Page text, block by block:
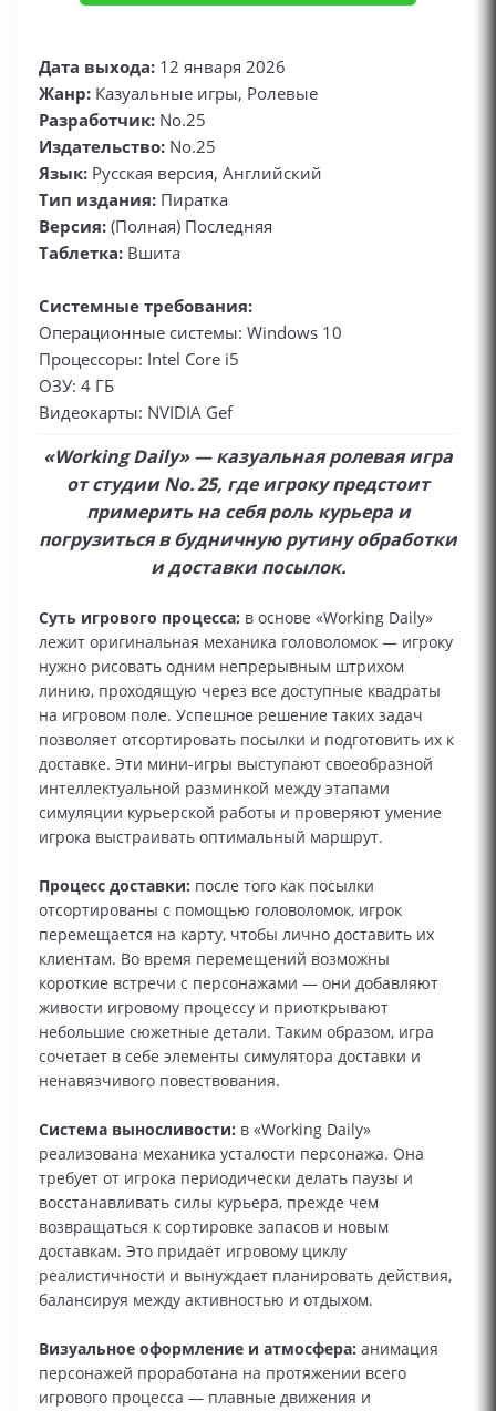
Дата выхода: 12 января 2026
Жанр: Казуальные игры, Ролевые
Разработчик: No.25
Издательство: No.25
Язык: Русская версия, Английский
Тип издания: Пиратка
Версия: (Полная) Последняя
Таблетка: Вшита
Системные требования:
Операционные системы: Windows 10
Процессоры: Intel Core i5
ОЗУ: 4 ГБ
Видеокарты: NVIDIA Gef
«Working Daily» — казуальная ролевая игра
от студии No. 25, где игроку предстоит
примерить на себя роль курьера и
погрузиться в будничную рутину обработки
и доставки посылок.
Суть игрового процесса: в основе «Working Daily»
лежит оригинальная механика головоломок — игроку
нужно рисовать одним непрерывным штрихом
линию, проходящую через все доступные квадраты
на игровом поле. Успешное решение таких задач
позволяет отсортировать посылки и подготовить их к
доставке. Эти мини‑игры выступают своеобразной
интеллектуальной разминкой между этапами
симуляции курьерской работы и проверяют умение
игрока выстраивать оптимальный маршрут.
Процесс доставки: после того как посылки
отсортированы с помощью головоломок, игрок
перемещается на карту, чтобы лично доставить их
клиентам. Во время перемещений возможны
короткие встречи с персонажами — они добавляют
живости игровому процессу и приоткрывают
небольшие сюжетные детали. Таким образом, игра
сочетает в себе элементы симулятора доставки и
ненавязчивого повествования.
Система выносливости: в «Working Daily»
реализована механика усталости персонажа. Она
требует от игрока периодически делать паузы и
восстанавливать силы курьера, прежде чем
возвращаться к сортировке запасов и новым
доставкам. Это придаёт игровому циклу
реалистичности и вынуждает планировать действия,
балансируя между активностью и отдыхом.
Визуальное оформление и атмосфера: анимация
персонажей проработана на протяжении всего
игрового процесса — плавные движения и